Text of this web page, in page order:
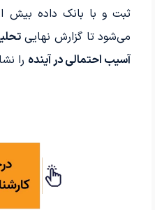
ثبت و با بانک داده بیش
می‌شود تا گزارش نهایی
آسیب احتمالی در آینده را